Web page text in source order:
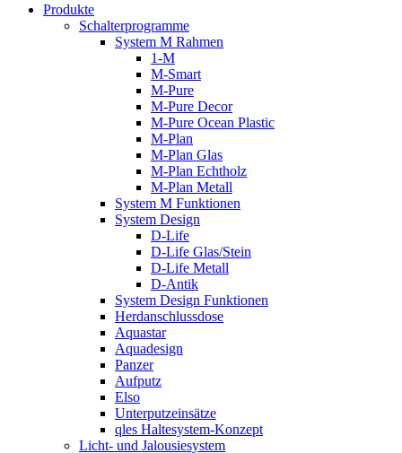
Produkte
Schalterprogramme
System M Rahmen
1-M
M-Smart
M-Pure
M-Pure Decor
M-Pure Ocean Plastic
M-Plan
M-Plan Glas
M-Plan Echtholz
M-Plan Metall
System M Funktionen
System Design
D-Life
D-Life Glas/Stein
D-Life Metall
D-Antik
System Design Funktionen
Herdanschlussdose
Aquastar
Aquadesign
Panzer
Aufputz
Elso
Unterputzeinsätze
qles Haltesystem-Konzept
Licht- und Jalousiesystem